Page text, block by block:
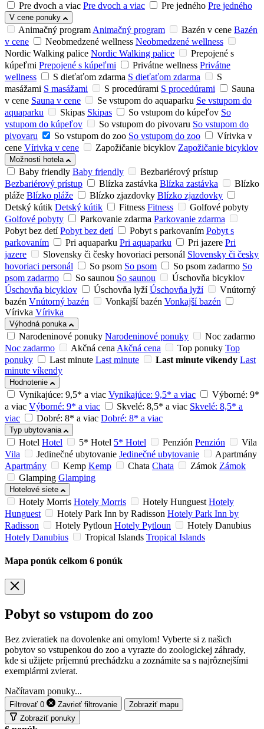
Pre dvoch a viac Pre dvoch a viac Pre jedného Pre jedného
V cene ponuky
Animačný programAnimačný program Bazén v cene Bazén
v cene
Neobmedzené wellness Neobmedzené wellness
Nordic Walking palice Nordic Walking palice
Prepojené s
kúpeľmi Prepojené s kúpeľmi Privátne wellness Privátne
wellness
S dieťaťom zdarma S dieťaťom zdarma
S
masážami S masážami S procedúrami S procedúrami
Sauna
v cene Sauna v cene Se vstupom do aquaparku Se vstupom do
aquaparku
Skipas Skipas So vstupom do kúpeľov So
vstupom do kúpeľov
So vstupom do pivovaru So vstupom do
pivovaru
So vstupom do zoo So vstupom do zoo
Vírivka v
cene Vírivka v cene Zapožičanie bicyklov Zapožičanie bicyklov
Možnosti hotela
Baby friendly Baby friendly
Bezbariérový prístup
Bezbariérový prístup
Blízka zastávka Blízka zastávka
Blízko
pláže Blízko pláže Blízko zjazdovky Blízko zjazdovky
Detský kútik Detský kútik Fitness Fitness
Golfové pobyty
Golfové pobyty
Parkovanie zdarma Parkovanie zdarma
Pobyt bez detí Pobyt bez detí Pobyt s parkovaním Pobyt s
parkovaním
Pri aquaparku Pri aquaparku Pri jazere Pri
jazere
Slovensky či česky hovoriaci personál Slovensky či česky
hovoriaci personál
So psom So psom So psom zadarmo So
psom zadarmo
So saunou So saunou
Úschovňa bicyklov
Úschovňa bicyklov
Úschovňa lyží Úschovňa lyží
Vnútorný
bazén Vnútorný bazén Vonkajší bazén Vonkajší bazén
Vírivka Vírivka
Výhodná ponuka
Narodeninové ponuky Narodeninové ponuky
Noc zadarmo
Noc zadarmo
Akčná cenaAkčná cena Top ponuky Top
ponuky
Last minute Last minute Last minute víkendy Last
minute víkendy
Hodnotenie
Vynikajúce: 9,5* a viac Vynikajúce: 9,5* a viac
Výborné: 9*
a viac Výborné: 9* a viac Skvelé: 8,5* a viac Skvelé: 8,5* a
viac
Dobré: 8* a viac Dobré: 8* a viac
Typ ubytovania
Hotel Hotel 5* Hotel 5* Hotel Penzión Penzión
Vila
Vila
Jedinečné ubytovanie Jedinečné ubytovanie
Apartmány
Apartmány
Kemp Kemp Chata Chata Zámok Zámok
Glamping Glamping
Hotelové siete
Hotely Morris Hotely Morris Hotely Hunguest Hotely
Hunguest
Hotely Park Inn by Radisson Hotely Park Inn by
Radisson
Hotely Pytloun Hotely Pytloun
Hotely Danubius
Hotely Danubius
Tropical Islands Tropical Islands
Mapa ponúk celkom 6 ponúk
Pobyt so vstupom do zoo
Bez zvieratiek na dovolenke ani omylom! Vyberte si z našich
pobytov so vstupenkou do zoo a vyrazte do zoologickej záhrady,
kde si užijete príjemnú prechádzku a zoznámite sa s najrôznejšími
exemplármi zvierat.
Načítavam ponuky...
Filtrovať 0 Zavrieť filtrovanie
Zobraziť mapu
Zobraziť ponuky